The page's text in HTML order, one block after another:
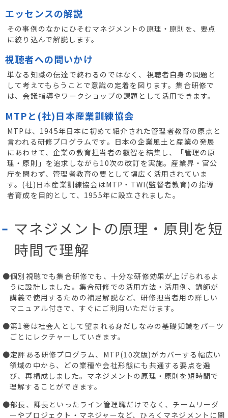
エッセンスの解説
その事例のなかにひそむマネジメントの原理・原則を、要点
に絞り込んで解説します。
視聴者への問いかけ
単なる知識の伝達で終わるのではなく、視聴者自身の問題と
して考えてもらうことで意識の定着を図ります。集合研修で
は、会議指導やワークショップの課題として活用できます。
MTPと(社)日本産業訓練協会
MTPは、1945年日本に初めて紹介された管理者教育の原点と
言われる研修プログラムです。日本の企業風土と産業の発展
にあわせて、企業の教育担当者の叡智を結集し、「管理の原
理・原則」を追求しながら10次の改訂を実施。産業界・官公
庁を問わず、管理者教育の要として幅広く活用されていま
す。(社)日本産業訓練協会はMTP・TWI(監督者教育)の指導
者育成を目的として、1955年に設立されました。
マネジメントの原理・原則を短
時間で理解
●個別視聴でも集合研修でも、十分な研修効果が上げられるよ
うに設計しました。集合研修での活用方法・活用例、講師が
講義で使用するための補足解説など、研修担当者用の詳しい
マニュアル付きで、すぐにご利用いただけます。
●第1巻は社会人として望まれる身だしなみの基礎知識をパーツ
ごとにレクチャーしていきます。
●定評ある研修プログラム、MTP(10次版)がカバーする幅広い
領域の中から、どの業種や会社形態にも共通する要点を選
び、再構成しました。マネジメントの原理・原則を短時間で
理解することができます。
●部長、課長といったライン管理職だけでなく、チームリーダ
ーやプロジェクト・マネジャーなど、ひろくマネジメントに関